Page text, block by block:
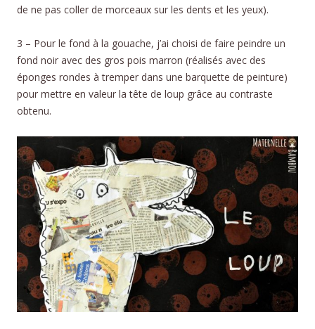
de ne pas coller de morceaux sur les dents et les yeux).
3 – Pour le fond à la gouache, j’ai choisi de faire peindre un
fond noir avec des gros pois marron (réalisés avec des
éponges rondes à tremper dans une barquette de peinture)
pour mettre en valeur la tête de loup grâce au contraste
obtenu.